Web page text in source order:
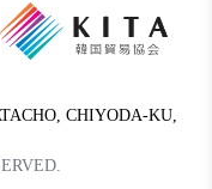
CHIYODA-KU,